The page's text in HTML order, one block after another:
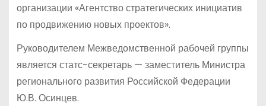
организации «Агентство стратегических инициатив
по продвижению новых проектов».
Руководителем Межведомственной рабочей группы
является статс-секретарь — заместитель Министра
регионального развития Российской Федерации
Ю.В. Осинцев.